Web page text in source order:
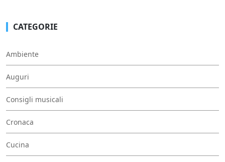
CATEGORIE
Ambiente
Auguri
Consigli musicali
Cronaca
Cucina